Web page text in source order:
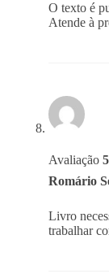
O texto é
Atende à
Avaliação 5
Romário
Livro
trabalhar